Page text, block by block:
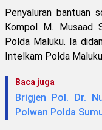
Penyaluran bantuan
Kompol M. Musaad
Polda Maluku. Ia
Intelkam Polda
Baca juga
Brigjen Pol. Dr.
Polwan Polda